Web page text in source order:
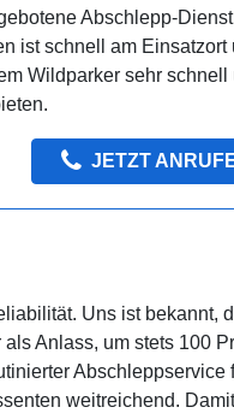
Abschlepp-
ist schnell am Einsatzort
Wildparker sehr schnell
JETZT
Uns ist bekannt,
Anlass, um stets 100
Abschleppservice
weitreichend.